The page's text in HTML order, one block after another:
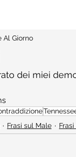
Al Giorno
dei miei
Frasi sul Male